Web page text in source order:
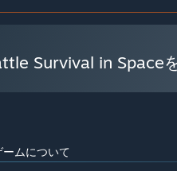
Survival in Space
ームについて